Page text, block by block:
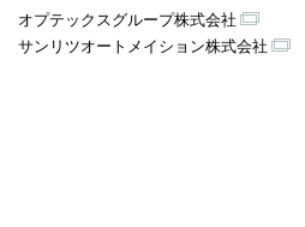
オプテックスグループ株式会社
サンリツオートメイション株式会社